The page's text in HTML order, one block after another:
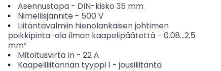
Asennustapa- DIN-kisko 35 mm
Nimellisjännite - 500 V
Liitäntävalmiin hienolankaisen johtimen
poikkipinta-ala ilman kaapelipäätettä - 0.08...2.5
mm²
Mitoitusvirta In- 22A
Kaapeliliitännän tyyppi 1 - jousiliitäntä